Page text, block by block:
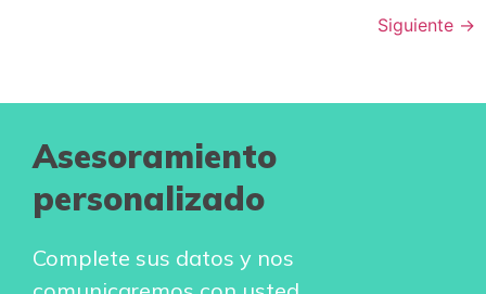
Siguiente →
Asesoramiento
personalizado
Complete sus datos y nos